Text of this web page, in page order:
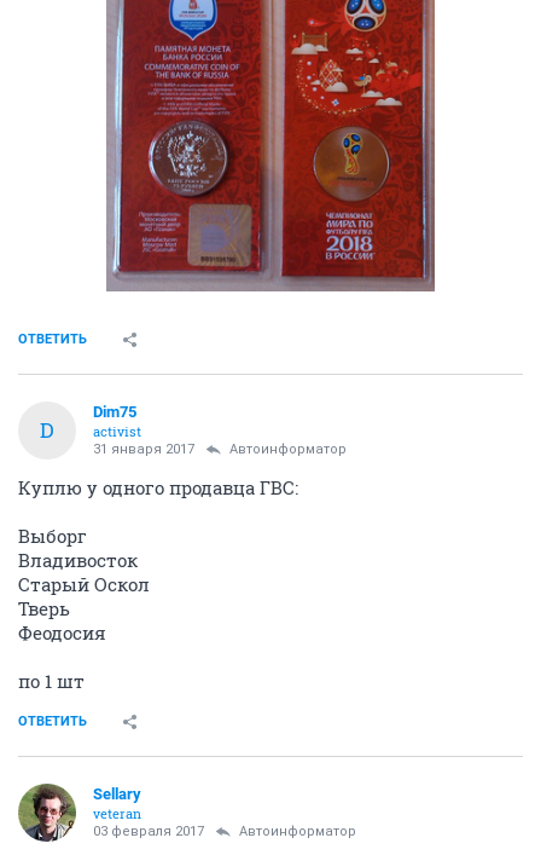
ОТВЕТИТЬ
D
Dim75
activist
31 января 2017 Автоинформатор
Куплю у одного продавца ГВС:
Выборг
Владивосток
Старый Оскол
Тверь
Феодосия
по 1 шт
ОТВЕТИТЬ
Sellary
veteran
03 февраля 2017 Автоинформатор